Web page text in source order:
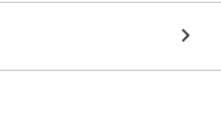
keyboard_arrow_right